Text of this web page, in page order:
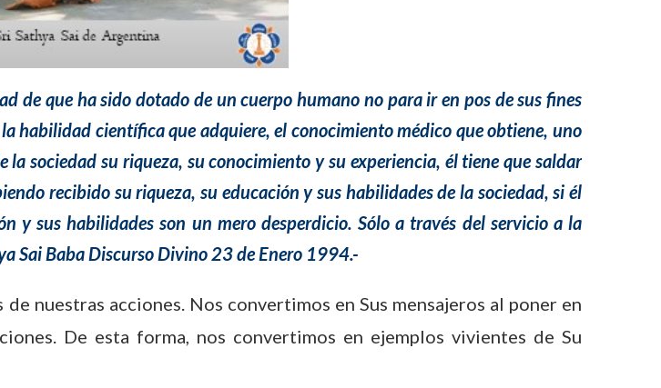
de que ha sido dotado de un cuerpo humano no para ir en pos de sus fines
habilidad científica que adquiere, el conocimiento médico que obtiene, uno
sociedad su riqueza, su conocimiento y su experiencia, él tiene que saldar
recibido su riqueza, su educación y sus habilidades de la sociedad, si él
y sus habilidades son un mero desperdicio. Sólo a través del servicio a la
Sai Baba Discurso Divino 23 de Enero 1994.-
nuestras acciones. Nos convertimos en Sus mensajeros al poner en
De esta forma, nos convertimos en ejemplos vivientes de Su